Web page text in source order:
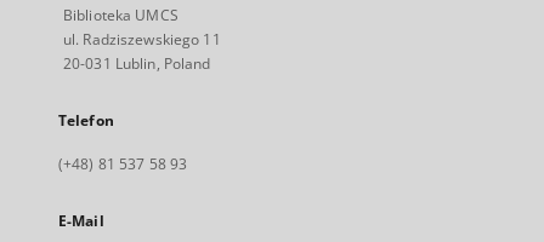
Biblioteka UMCS
ul. Radziszewskiego 11
20-031 Lublin, Poland
Telefon
(+48) 81 537 58 93
E-Mail